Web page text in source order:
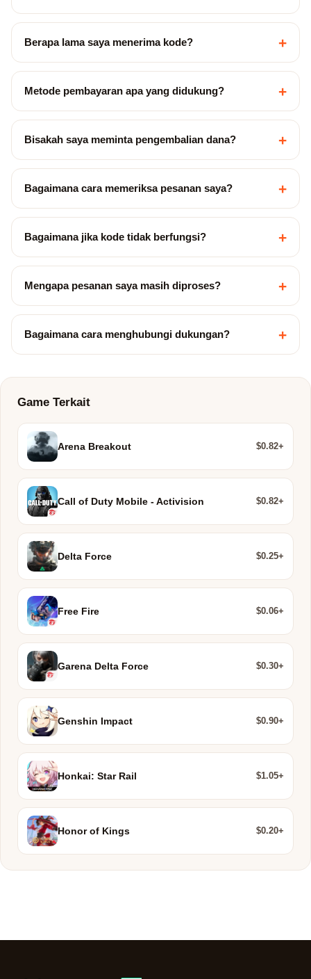
Berapa lama saya menerima kode? +
Metode pembayaran apa yang didukung? +
Bisakah saya meminta pengembalian dana? +
Bagaimana cara memeriksa pesanan saya? +
Bagaimana jika kode tidak berfungsi? +
Mengapa pesanan saya masih diproses? +
Bagaimana cara menghubungi dukungan? +
Game Terkait
Arena Breakout $0.82+
Call of Duty Mobile - Activision $0.82+
Delta Force $0.25+
Free Fire $0.06+
Garena Delta Force $0.30+
Genshin Impact $0.90+
Honkai: Star Rail $1.05+
Honor of Kings $0.20+